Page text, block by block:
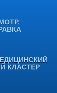
КЛАСТЕР